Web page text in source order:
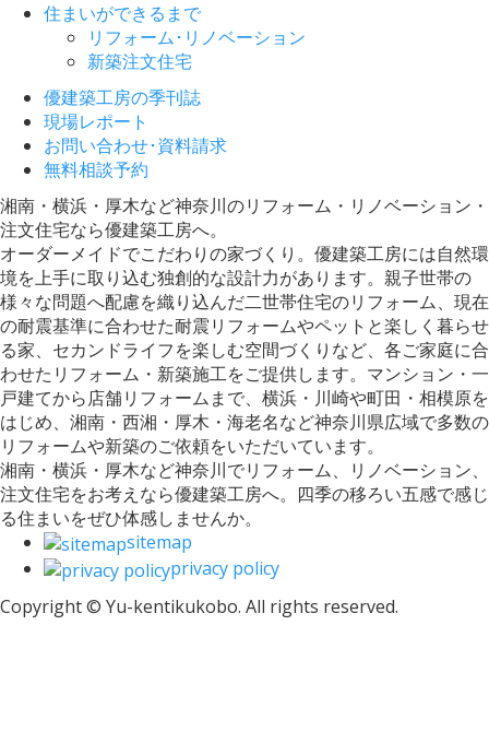
住まいができるまで
リフォーム･リノベーション
新築注文住宅
優建築工房の季刊誌
現場レポート
お問い合わせ･資料請求
無料相談予約
湘南・横浜・厚木など神奈川のリフォーム・リノベーション・
注文住宅なら優建築工房へ。
オーダーメイドでこだわりの家づくり。優建築工房には自然環
境を上手に取り込む独創的な設計力があります。親子世帯の
様々な問題へ配慮を織り込んだ二世帯住宅のリフォーム、現在
の耐震基準に合わせた耐震リフォームやペットと楽しく暮らせ
る家、セカンドライフを楽しむ空間づくりなど、各ご家庭に合
わせたリフォーム・新築施工をご提供します。マンション・一
戸建てから店舗リフォームまで、横浜・川崎や町田・相模原を
はじめ、湘南・西湘・厚木・海老名など神奈川県広域で多数の
リフォームや新築のご依頼をいただいています。
湘南・横浜・厚木など神奈川でリフォーム、リノベーション、
注文住宅をお考えなら優建築工房へ。四季の移ろい五感で感じ
る住まいをぜひ体感しませんか。
sitemap
privacy policy
Copyright © Yu-kentikukobo. All rights reserved.